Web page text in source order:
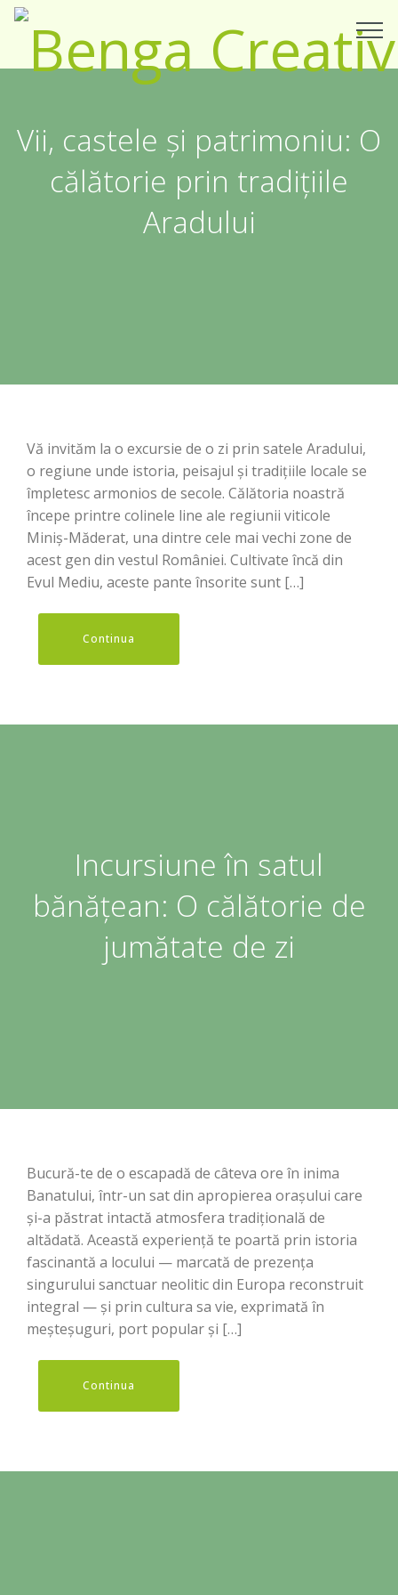
Vii, castele și patrimoniu: O
călătorie prin tradițiile
Aradului
Vă invităm la o excursie de o zi prin satele Aradului,
o regiune unde istoria, peisajul și tradițiile locale se
împletesc armonios de secole. Călătoria noastră
începe printre colinele line ale regiunii viticole
Miniș-Măderat, una dintre cele mai vechi zone de
acest gen din vestul României. Cultivate încă din
Evul Mediu, aceste pante însorite sunt […]
Continua
Incursiune în satul
bănățean: O călătorie de
jumătate de zi
Bucură-te de o escapadă de câteva ore în inima
Banatului, într-un sat din apropierea orașului care
și-a păstrat intactă atmosfera tradițională de
altădată. Această experiență te poartă prin istoria
fascinantă a locului — marcată de prezența
singurului sanctuar neolitic din Europa reconstruit
integral — și prin cultura sa vie, exprimată în
meșteșuguri, port popular și […]
Continua